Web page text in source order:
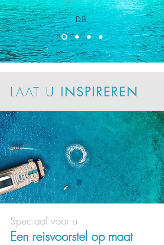
D.B.
Speciaal voor u
Een reisvoorstel op maat
LAAT U INSPIREREN